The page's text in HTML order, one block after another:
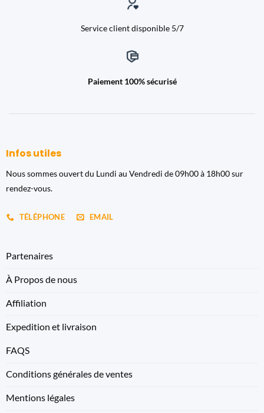
Service client disponible 5/7
Paiement 100% sécurisé
Infos utiles
Nous sommes ouvert du Lundi au Vendredi de 09h00 à 18h00 sur
rendez-vous.
TÉLÉPHONE EMAIL
Partenaires
À Propos de nous
Affiliation
Expedition et livraison
FAQS
Conditions générales de ventes
Mentions légales